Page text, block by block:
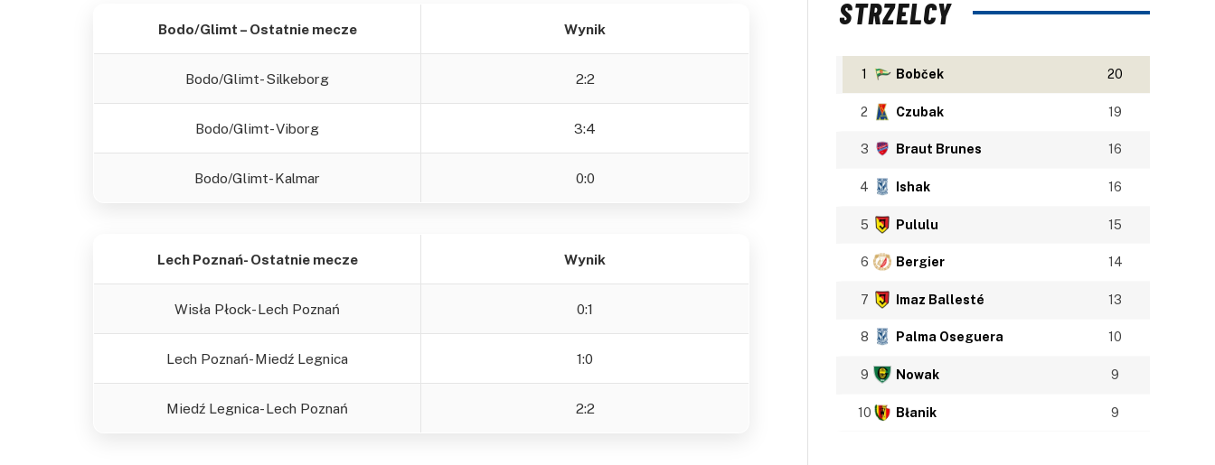
Bodo/Glimt – Ostatnie mecze Wynik
Bodo/Glimt- Silkeborg 2:2
Bodo/Glimt- Viborg 3:4
Bodo/Glimt- Kalmar 0:0
Lech Poznań- Ostatnie mecze Wynik
Wisła Płock- Lech Poznań 0:1
Lech Poznań- Miedź Legnica 1:0
Miedź Legnica- Lech Poznań 2:2
STRZELCY
1 Bobček 20
2 Czubak 19
3 Braut Brunes 16
4 Ishak 16
5 Pululu 15
6 Bergier 14
7 Imaz Ballesté 13
8 Palma Oseguera 10
9 Nowak 9
10 Błanik 9